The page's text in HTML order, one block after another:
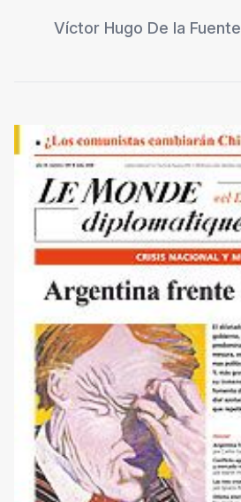
Víctor Hugo De la Fuente